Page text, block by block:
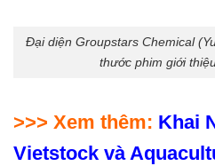
Đại diện Groupstars Chemical
thước phim giới
>>> Xem thêm: Khai
Vietstock và